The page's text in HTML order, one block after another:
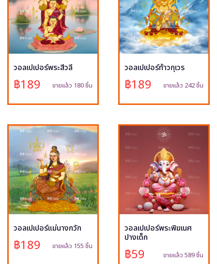
วอลเปเปอร์พระสีวลี
฿189 ขายแล้ว 180 ชิ้น
วอลเปเปอร์ท้าวกุเวร
฿189 ขายแล้ว 242 ชิ้น
วอลเปเปอร์แม่นางกวัก
฿189 ขายแล้ว 155 ชิ้น
วอลเปเปอร์พระพิฆเนศ
ปางเด็ก
฿59 ขายแล้ว 589 ชิ้น